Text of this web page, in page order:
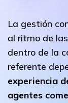
La gestión
al ritmo de
dentro de la
referente
experiencia
agentes